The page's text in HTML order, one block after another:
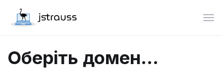
Оберіть домен...